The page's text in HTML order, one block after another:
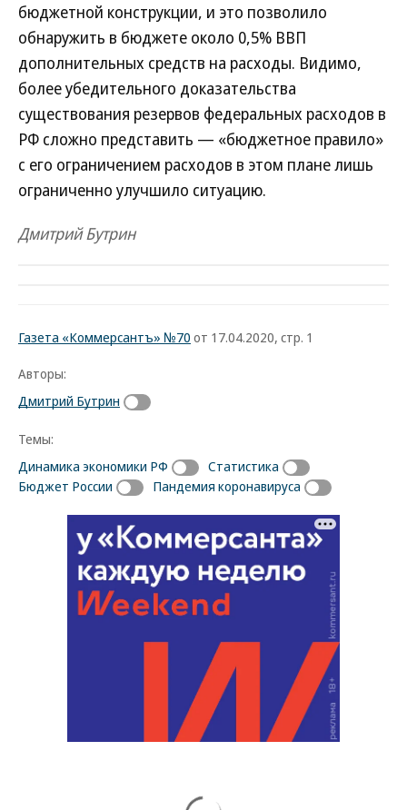
бюджетной конструкции, и это позволило
обнаружить в бюджете около 0,5% ВВП
дополнительных средств на расходы. Видимо,
более убедительного доказательства
существования резервов федеральных расходов в
РФ сложно представить — «бюджетное правило»
с его ограничением расходов в этом плане лишь
ограниченно улучшило ситуацию.
Дмитрий Бутрин
Газета «Коммерсантъ» №70 от 17.04.2020, стр. 1
Авторы:
Дмитрий Бутрин
Темы:
Динамика экономики РФ
Статистика
Бюджет России
Пандемия коронавируса